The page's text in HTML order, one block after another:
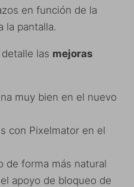
en función de la
la pantalla.
las mejoras
muy bien en el nuevo
con Pixelmator en el
de forma más natural
apoyo de bloqueo de